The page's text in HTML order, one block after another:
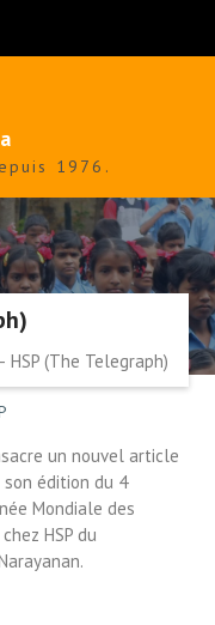
1976.
HSP (The Telegraph)
un nouvel article
son édition du 4
Mondiale des
HSP du